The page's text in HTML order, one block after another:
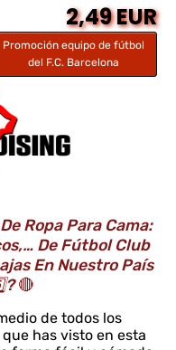
2,49 EUR
Promoción equipo de fútbol
del F.C. Barcelona
Ropa Para Cama:
De Fútbol Club
En Nuestro País
🔴
de todos los
has visto en esta